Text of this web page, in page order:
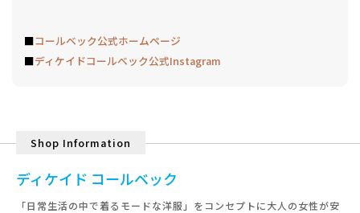
■コールベック公式ホームページ
■ディケイドコールベック公式Instagram
Shop Information
ディケイド コールベック
「日常生活の中で着るモードな洋服」をコンセプトに大人の女性が安